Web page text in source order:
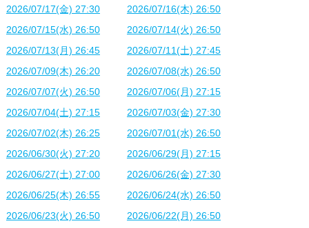
2026/07/17(金) 27:30
2026/07/16(木) 26:50
2026/07/15(水) 26:50
2026/07/14(火) 26:50
2026/07/13(月) 26:45
2026/07/11(土) 27:45
2026/07/09(木) 26:20
2026/07/08(水) 26:50
2026/07/07(火) 26:50
2026/07/06(月) 27:15
2026/07/04(土) 27:15
2026/07/03(金) 27:30
2026/07/02(木) 26:25
2026/07/01(水) 26:50
2026/06/30(火) 27:20
2026/06/29(月) 27:15
2026/06/27(土) 27:00
2026/06/26(金) 27:30
2026/06/25(木) 26:55
2026/06/24(水) 26:50
2026/06/23(火) 26:50
2026/06/22(月) 26:50